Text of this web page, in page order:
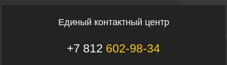
Единый контактный центр
+7 812 602-98-34